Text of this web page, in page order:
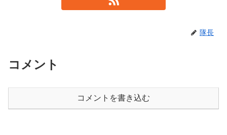
隊長
コメント
コメントを書き込む